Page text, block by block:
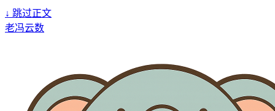
↓ 跳过正文
老冯云数